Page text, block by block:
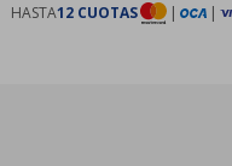
HASTA12 CUOTAS | |